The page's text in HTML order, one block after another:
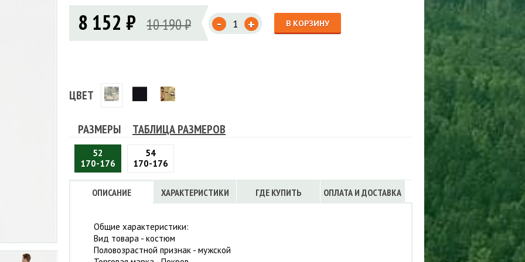
МЕМБРАННАЯ ОДЕЖДА
Флисовые брюки
Флисовые кофты
ЖИЛЕТЫ
ТРУСЫ
ЮБКИ, ПЛАТЬЯ
КОБУРЫ, ЧЕХЛЫ, РЕМНИ
КобурыОбложки, сумки
8 152 ₽ 10 190 ₽ - + В КОРЗИНУ
ЦВЕТ
РАЗМЕРЫ ТАБЛИЦА РАЗМЕРОВ
52
170-176
54
170-176
ОПИСАНИЕ ХАРАКТЕРИСТИКИ ГДЕ КУПИТЬ ОПЛАТА И ДОСТАВКА
Общие характеристики:
Вид товара - костюм
Половозрастной признак - мужской